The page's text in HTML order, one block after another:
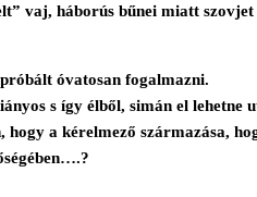
vaj, háborús bűnei miatt
óvatosan fogalmazni.
s így élből, simán el
a kérelmező származása,